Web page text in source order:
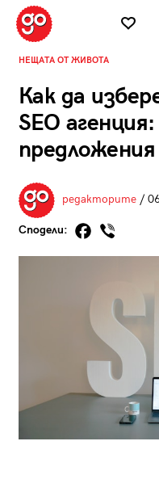
НЕЩАТА ОТ ЖИВОТА
Как да
SEO
редакторите/
Сподели: